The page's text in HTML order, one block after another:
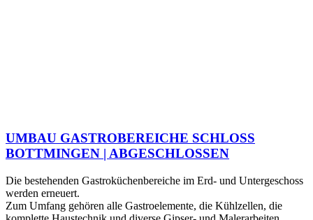
UMBAU GASTROBEREICHE SCHLOSS
BOTTMINGEN | ABGESCHLOSSEN
Die bestehenden Gastroküchenbereiche im Erd- und Untergeschoss
werden erneuert.
Zum Umfang gehören alle Gastroelemente, die Kühlzellen, die